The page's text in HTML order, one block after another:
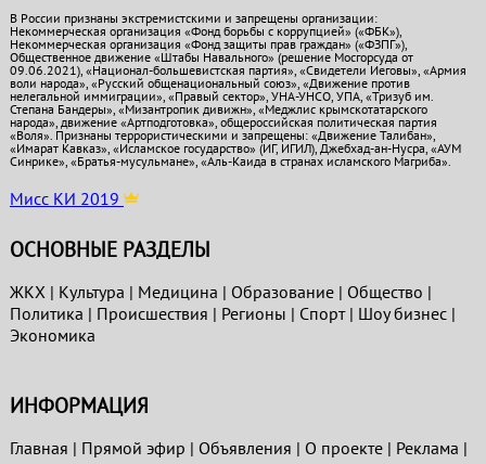
В России признаны экстремистскими и запрещены организации:
Некоммерческая организация «Фонд борьбы с коррупцией» («ФБК»),
Некоммерческая организация «Фонд защиты прав граждан» («ФЗПГ»),
Общественное движение «Штабы Навального» (решение Мосгорсуда от
09.06.2021), «Национал-большевистская партия», «Свидетели Иеговы», «Армия
воли народа», «Русский общенациональный союз», «Движение против
нелегальной иммиграции», «Правый сектор», УНА-УНСО, УПА, «Тризуб им.
Степана Бандеры», «Мизантропик дивижн», «Меджлис крымскотатарского
народа», движение «Артподготовка», общероссийская политическая партия
«Воля». Признаны террористическими и запрещены: «Движение Талибан»,
«Имарат Кавказ», «Исламское государство» (ИГ, ИГИЛ), Джебхад-ан-Нусра, «АУМ
Синрике», «Братья-мусульмане», «Аль-Каида в странах исламского Магриба».
Мисс КИ 2019
ОСНОВНЫЕ РАЗДЕЛЫ
ЖКХ| Культура | Медицина | Образование| Общество |
Политика | Проиcшествия | Регионы | Спорт| Шоу бизнес|
Экономика
ИНФОРМАЦИЯ
Главная | Прямой эфир | Объявления | О проекте| Реклама |